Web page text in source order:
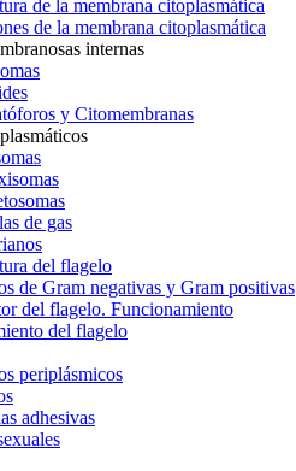
de la membrana citoplasmática
de la membrana citoplasmática
internas
y Citomembranas
de gas
del flagelo
de Gram negativas y Gram positivas
del flagelo. Funcionamiento
del flagelo
periplásmicos
adhesivas